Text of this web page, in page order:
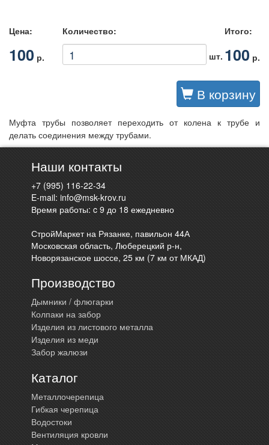
Цена:
100 р.
Количество:
шт.
Итого:
100 р.
В корзину
Муфта трубы позволяет переходить от колена к трубе и
делать соединения между трубами.
Наши контакты
+7 (995) 116-22-34
E-mail:info@msk-krov.ru
Время работы: c 9 до 18 ежедневно
СтройМаркет на Рязанке, павильон 44А
Московская область, Люберецкий р-н,
Новорязанское шоссе, 25 км (7 км от МКАД)
Производство
Дымники / флюгарки
Колпаки на забор
Изделия из листового металла
Изделия из меди
Забор жалюзи
Каталог
Металлочерепица
Гибкая черепица
Водостоки
Вентиляция кровли